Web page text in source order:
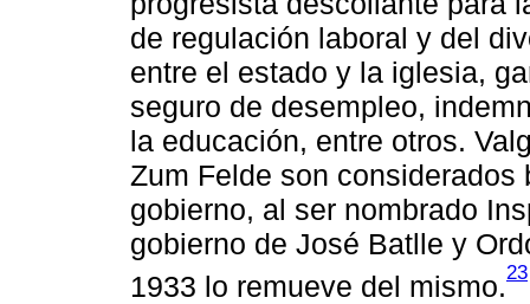
de regulación laboral y del
entre el estado y la iglesia,
seguro de desempleo,
la educación, entre otros.
Zum Felde son
gobierno, al ser nombrado
gobierno de José Batlle y
1933 lo remueve del mismo.23